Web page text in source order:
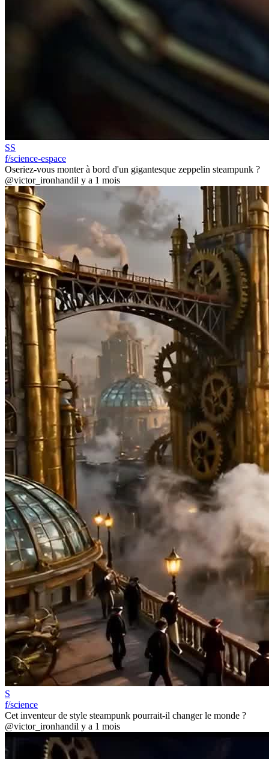
SS
f/science-espace
Oseriez-vous monter à bord d'un gigantesque zeppelin steampunk ?
@victor_ironhandil y a 1 mois
S
f/science
Cet inventeur de style steampunk pourrait-il changer le monde ?
@victor_ironhandil y a 1 mois